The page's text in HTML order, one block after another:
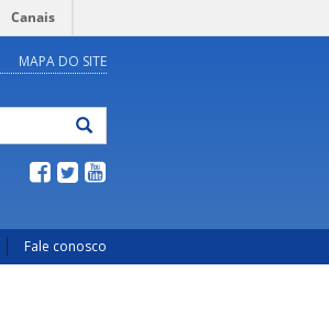
Canais
MAPA DO SITE
Fale conosco